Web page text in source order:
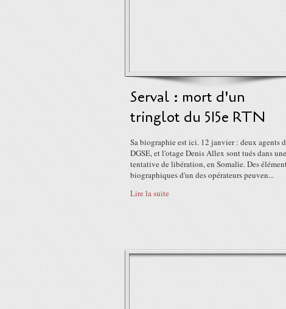
Serval : mort d'un
tringlot du 515e RTN
Sa biographie est ici. 12 janvier : deux agents
DGSE, et l'otage Denis Allex sont tués dans une
tentative de libération, en Somalie. Des
biographiques d'un des opérateurs peuven...
Lire la suite